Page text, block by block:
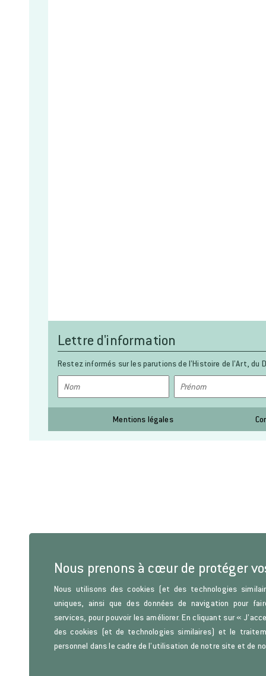
Lettre d'information
Restez informés sur les parutions de l’Histoire de l’Art, du
Mentions légales
Nous prenons à cœur de protéger
Nous utilisons des cookies (et des technologies
uniques, ainsi que des données de navigation pour
services, pour pouvoir les améliorer. En cliquant sur «
des cookies (et de technologies similaires) et le
personnel dans le cadre de l’utilisation de notre site et de